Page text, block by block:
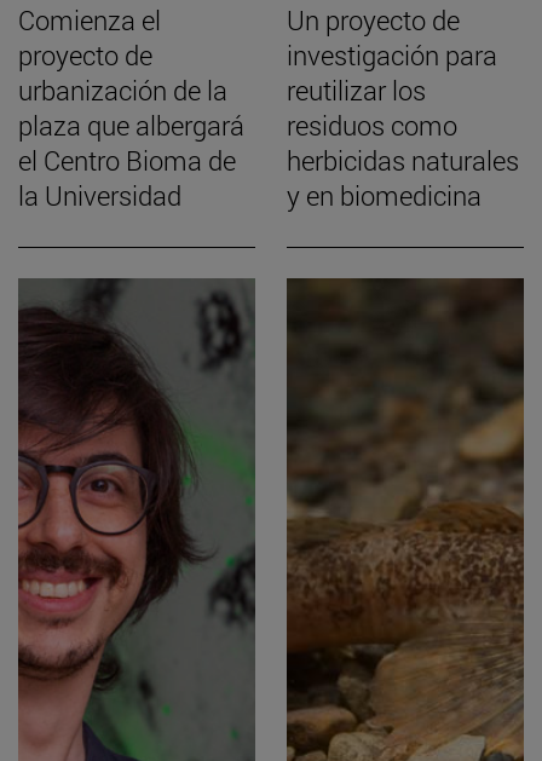
Comienza el
proyecto de
urbanización de la
plaza que albergará
el Centro Bioma de
la Universidad
Un proyecto de
investigación para
reutilizar los
residuos como
herbicidas naturales
y en biomedicina